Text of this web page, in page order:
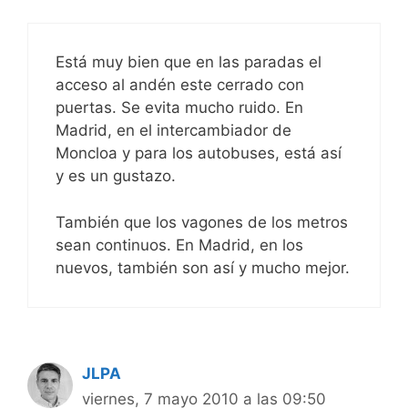
Está muy bien que en las paradas el
acceso al andén este cerrado con
puertas. Se evita mucho ruido. En
Madrid, en el intercambiador de
Moncloa y para los autobuses, está así
y es un gustazo.
También que los vagones de los metros
sean continuos. En Madrid, en los
nuevos, también son así y mucho mejor.
JLPA
viernes, 7 mayo 2010 a las 09:50